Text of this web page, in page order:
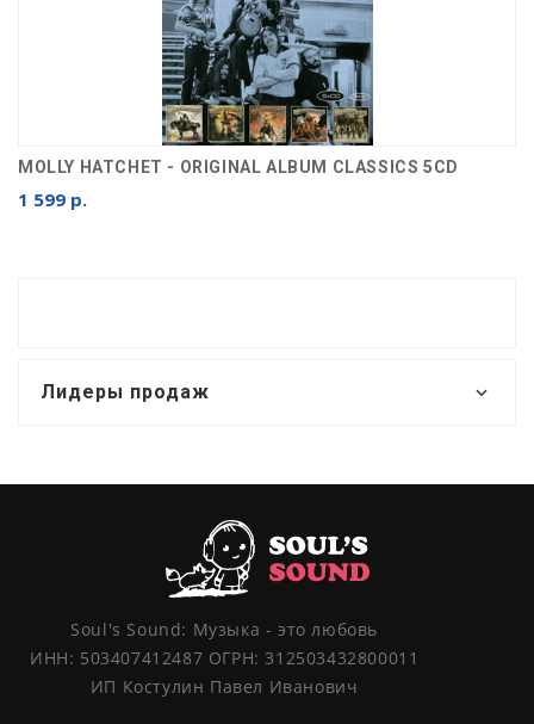
MOLLY HATCHET - ORIGINAL ALBUM CLASSICS 5CD
1 599 р.
Лидеры продаж
Soul's Sound: Музыка - это любовь
ИНН: 503407412487 ОГРН: 312503432800011
ИП Костулин Павел Иванович